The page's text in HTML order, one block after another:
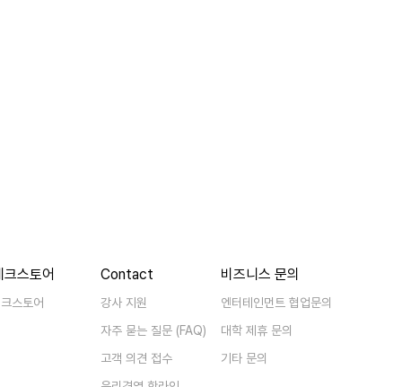
크스토어
스토어
Contact
강사 지원
자주 묻는 질문 (FAQ)
고객 의견 접수
비즈니스 문의
엔터테인먼트 협업문의
대학 제휴 문의
기타 문의